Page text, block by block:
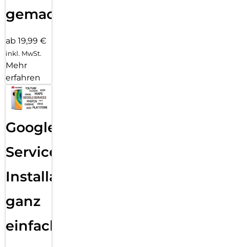
gemacht!
ab 19,99 €
inkl. MwSt.
Mehr
erfahren
Google
Services
Installation
ganz
einfach